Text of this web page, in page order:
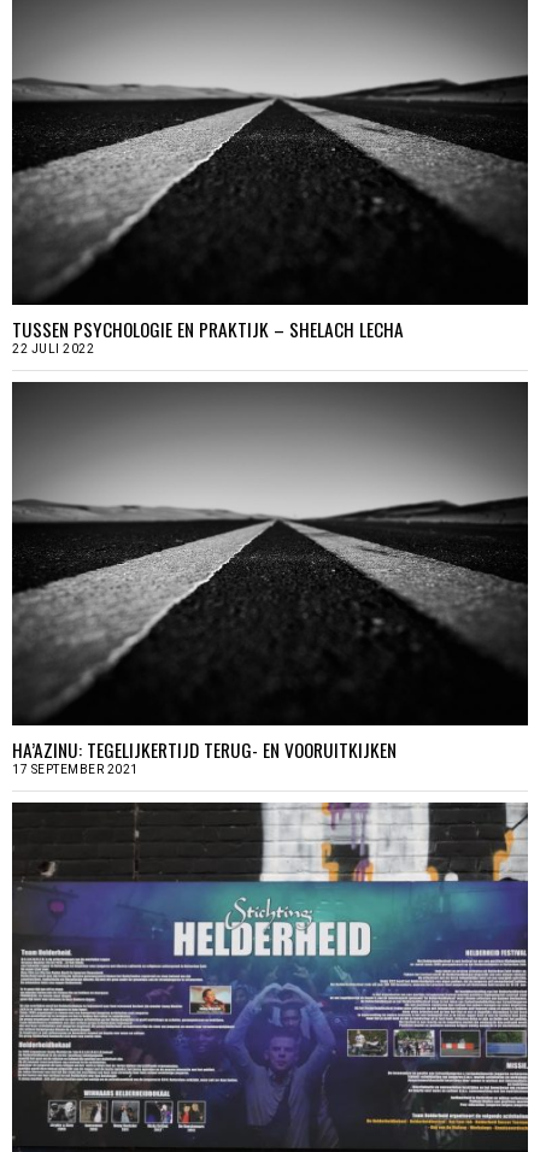
TUSSEN PSYCHOLOGIE EN PRAKTIJK – SHELACH LECHA
22 JULI 2022
HA’AZINU: TEGELIJKERTIJD TERUG- EN VOORUITKIJKEN
17 SEPTEMBER 2021